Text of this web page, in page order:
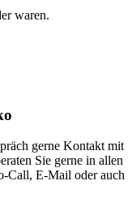
waren.
gerne Kontakt mit
Sie gerne in allen
Call, E-Mail oder auch